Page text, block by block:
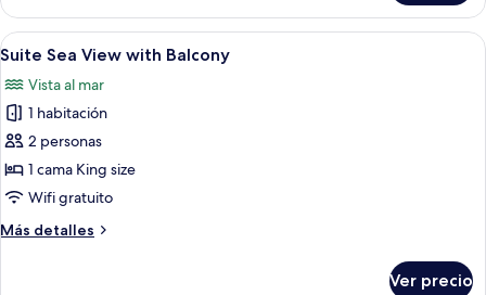
with
Balcony
Abrir
todas
las
fotos
de
Suite
Sea
with
Una habitación de hotel moderna
7
Suite Sea View with Balcony
Vista al mar
1 habitación
2 personas
1 cama King size
Wifi gratuito
Más detalles
Más
Ver precio